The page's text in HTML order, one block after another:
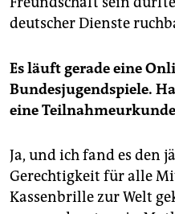
deutscher Dienste
Es läuft gerade eine
Bundesjugendspiele.
eine
Ja, und ich fand es den
Gerechtigkeit für alle
Kassenbrille zur Welt